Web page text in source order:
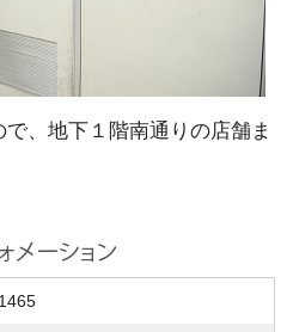
、地下１階南通りの店舗ま